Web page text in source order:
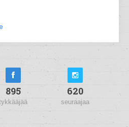
895 620
seuraajaa